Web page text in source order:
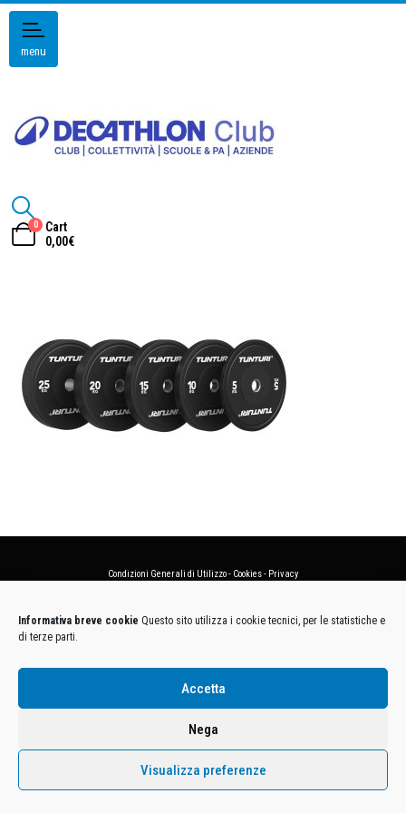
Informativa breve cookie Questo sito utilizza i cookie tecnici, per le statistiche e
di terze parti.
Accetta
Nega
Visualizza preferenze
menu
0
Cart
0,00€
Condizioni Generali di Utilizzo- Cookies- Privacy
Euro 12.500.000 i.v. - C.F. e Iscr. Reg. Imp. Monza e Brianza 02137480964 - R.E.A. MB-1370021 -
P.IVA. 11005760159 - Direzione e coordinamento art. 2497 C.C. DECATHLON SA, Villeneuve